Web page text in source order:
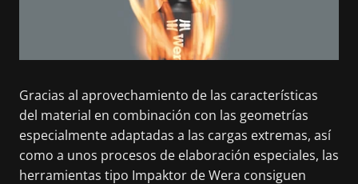
Gracias al aprovechamiento de las características
del material en combinación con las geometrías
especialmente adaptadas a las cargas extremas, así
como a unos procesos de elaboración especiales, las
herramientas tipo Impaktor de Wera consiguen